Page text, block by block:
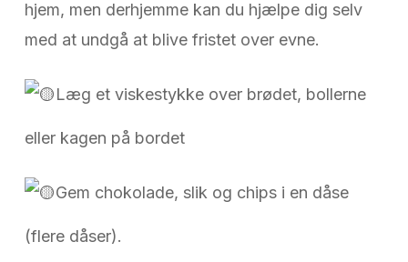
hjem, men derhjemme kan du hjælpe dig selv
med at undgå at blive fristet over evne.
Læg et viskestykke over brødet, bollerne
eller kagen på bordet
Gem chokolade, slik og chips i en dåse
(flere dåser).